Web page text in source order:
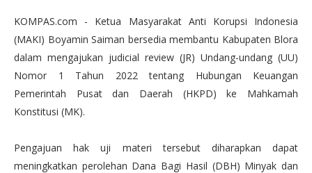
KOMPAS.com - Ketua Masyarakat Anti Korupsi Indonesia
(MAKI) Boyamin Saiman bersedia membantu Kabupaten Blora
dalam mengajukan judicial review (JR) Undang-undang (UU)
Nomor 1 Tahun 2022 tentang Hubungan Keuangan
Pemerintah Pusat dan Daerah (HKPD) ke Mahkamah
Konstitusi (MK).
Pengajuan hak uji materi tersebut diharapkan dapat
meningkatkan perolehan Dana Bagi Hasil (DBH) Minyak dan